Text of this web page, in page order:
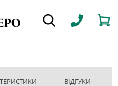
ВІДГУКИ